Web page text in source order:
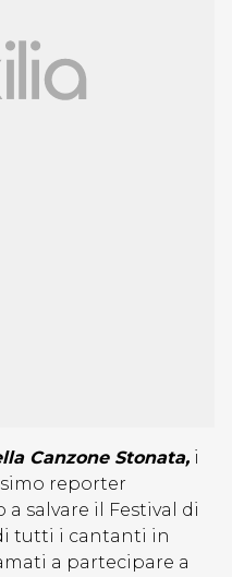
Canzone Stonata, i
reporter
salvare il Festival di
tutti i cantanti in
a partecipare a